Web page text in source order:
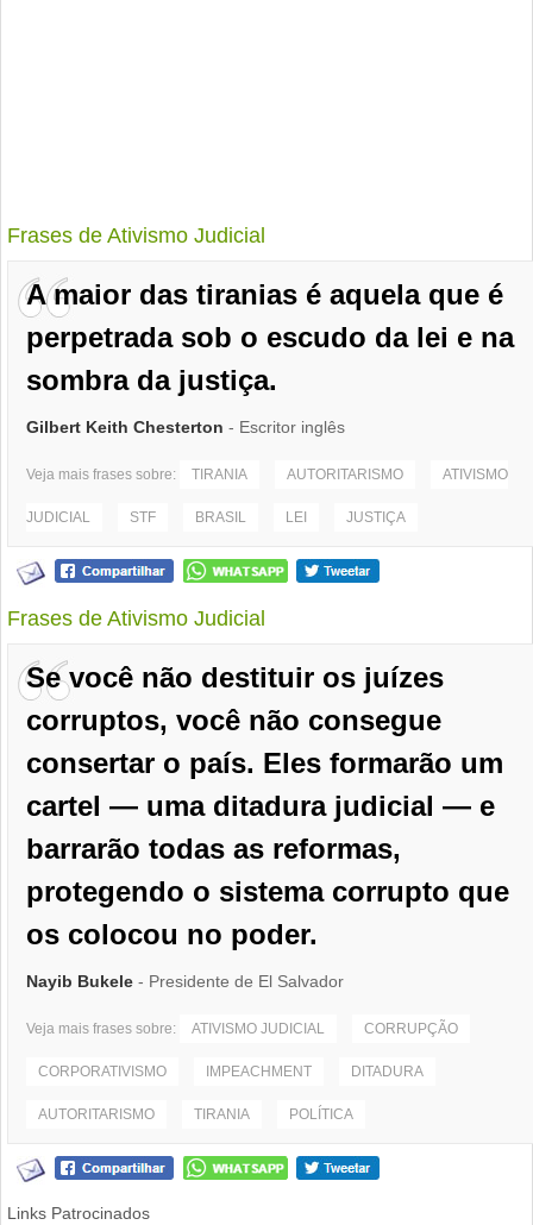
Frases de Ativismo Judicial
A maior das tiranias é aquela que é
perpetrada sob o escudo da lei e na
sombra da justiça.
Gilbert Keith Chesterton - Escritor inglês
Veja mais frases sobre: TIRANIA AUTORITARISMO ATIVISMO
JUDICIAL STF BRASIL LEI JUSTIÇA
Frases de Ativismo Judicial
Se você não destituir os juízes
corruptos, você não consegue
consertar o país. Eles formarão um
cartel — uma ditadura judicial — e
barrarão todas as reformas,
protegendo o sistema corrupto que
os colocou no poder.
Nayib Bukele - Presidente de El Salvador
Veja mais frases sobre: ATIVISMO JUDICIAL CORRUPÇÃO
CORPORATIVISMO IMPEACHMENT DITADURA
AUTORITARISMO TIRANIA POLÍTICA
Links Patrocinados